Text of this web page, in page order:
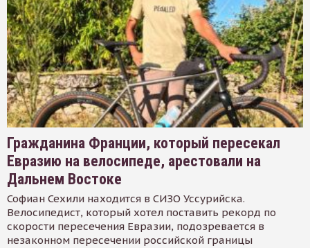
Гражданина Франции, который пересекал
Евразию на велосипеде, арестовали на
Дальнем Востоке
Софиан Сехили находится в СИЗО Уссурийска.
Велосипедист, который хотел поставить рекорд по
скорости пересечения Евразии, подозревается в
незаконном пересечении российской границы